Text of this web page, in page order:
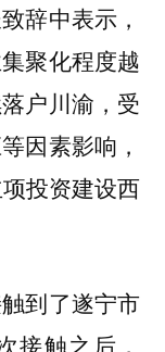
辞中表示，
聚化程度越
户川渝，受
因素影响，
投资建设西
到了遂宁市
接触之后，